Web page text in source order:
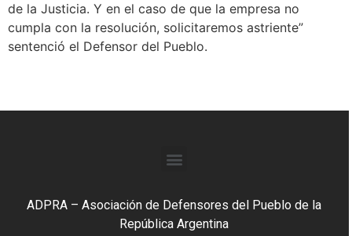
de la Justicia. Y en el caso de que la empresa no
cumpla con la resolución, solicitaremos astriente”
sentenció el Defensor del Pueblo.
ADPRA – Asociación de Defensores del Pueblo de la
República Argentina